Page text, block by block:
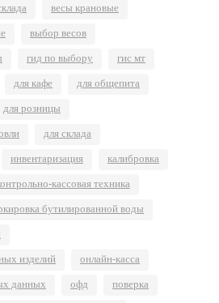
весы крановые
выбор весов
гид по выбору гис мт
для кафе для общепита
для розницы
для склада
инвентаризация калибровка
кассовая техника
бутилированной воды
изделий онлайн-касса
данных офд поверка